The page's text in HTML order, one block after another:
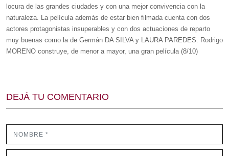
locura de las grandes ciudades y con una mejor convivencia con la
naturaleza. La película además de estar bien filmada cuenta con dos
actores protagonistas insuperables y con dos actuaciones de reparto
muy buenas como la de Germán DA SILVA y LAURA PAREDES. Rodrigo
MORENO construye, de menor a mayor, una gran película (8/10)
DEJÁ TU COMENTARIO